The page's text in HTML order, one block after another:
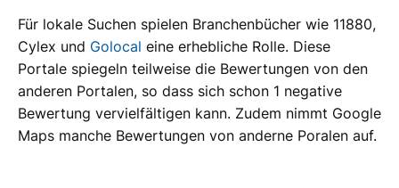
Für lokale Suchen spielen Branchenbücher wie 11880,
Cylex und Golocal eine erhebliche Rolle. Diese
Portale spiegeln teilweise die Bewertungen von den
anderen Portalen, so dass sich schon 1 negative
Bewertung vervielfältigen kann. Zudem nimmt Google
Maps manche Bewertungen von anderne Poralen auf.